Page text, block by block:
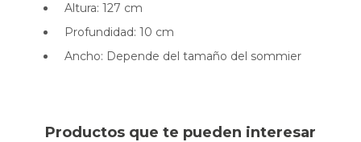
Altura: 127 cm
Profundidad: 10 cm
Ancho: Depende del tamaño del sommier
Productos que te pueden interesar